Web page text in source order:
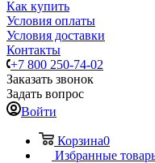
Как купить
Условия оплаты
Условия доставки
Контакты
+7 800 250-74-02
Заказать звонок
Задать вопрос
Войти
Корзина0
Избранные